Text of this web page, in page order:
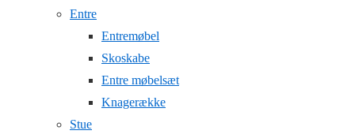
Entre
Entremøbel
Skoskabe
Entre møbelsæt
Knagerække
Stue